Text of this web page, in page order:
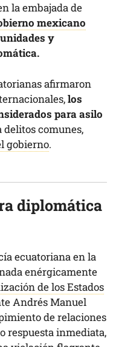
la embajada de
mexicano
y
afirmaron
los
para asilo
delitos comunes,
gobierno.
diplomática
ecuatoriana en la
enérgicamente
de los Estados
Andrés Manuel
de relaciones
respuesta inmediata,